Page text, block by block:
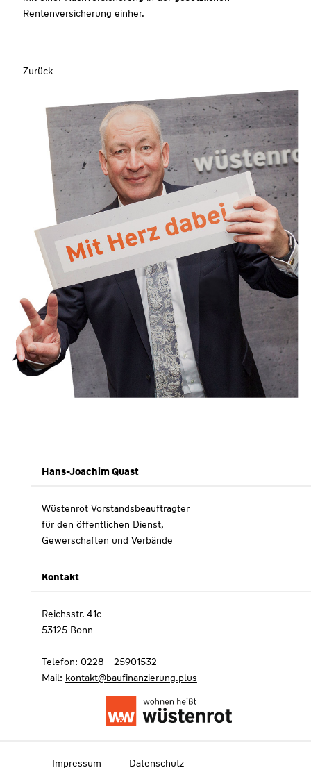
Rentenversicherung einher.
Zurück
Hans-Joachim Quast
Wüstenrot Vorstandsbeauftragter
für den öffentlichen Dienst,
Gewerschaften und Verbände
Kontakt
Reichsstr. 41c
53125 Bonn
Telefon: 0228 - 25901532
Mail: kontakt@baufinanzierung.plus
Impressum Datenschutz